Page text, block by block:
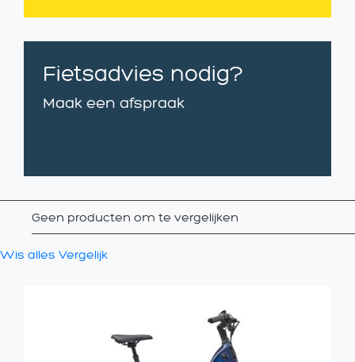
Fietsadvies nodig?
Maak een afspraak
Geen producten om te vergelijken
Wis alles Vergelijk